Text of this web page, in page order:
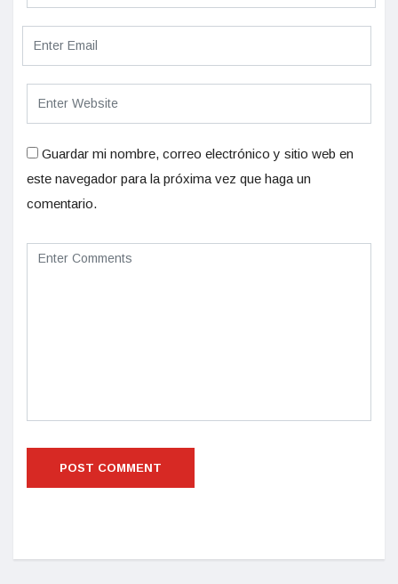
Guardar mi nombre, correo electrónico y sitio web en
este navegador para la próxima vez que haga un
comentario.